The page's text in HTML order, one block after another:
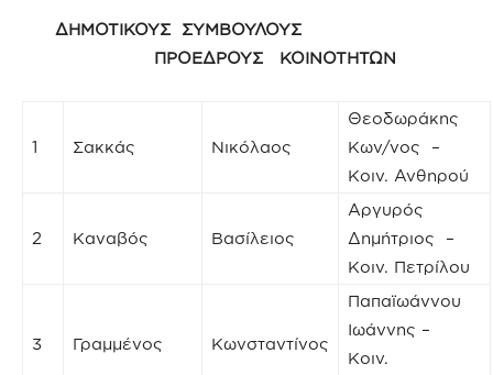
ΔΗΜΟΤΙΚΟΥΣ ΣΥΜΒΟΥΛΟΥΣ
ΠΡΟΕΔΡΟΥΣ ΚΟΙΝΟΤΗΤΩΝ
1 Σακκάς Νικόλαος
Θεοδωράκης
Κων/νος –
Κοιν. Ανθηρού
2 Καναβός Βασίλειος
Αργυρός
Δημήτριος –
Κοιν. Πετρίλου
3 Γραμμένος Κωνσταντίνος
Παπαϊωάννου
Ιωάννης –
Κοιν.